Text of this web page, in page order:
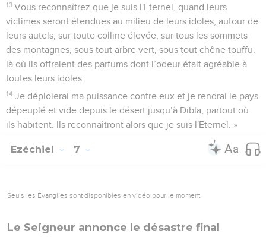
13 Vous reconnaîtrez que je suis l'Eternel, quand leurs
victimes seront étendues au milieu de leurs idoles, autour de
leurs autels, sur toute colline élevée, sur tous les sommets
des montagnes, sous tout arbre vert, sous tout chêne touffu,
là où ils offraient des parfums dont l’odeur était agréable à
toutes leurs idoles.
14 Je déploierai ma puissance contre eux et je rendrai le pays
dépeuplé et vide depuis le désert jusqu’à Dibla, partout où
ils habitent. Ils reconnaîtront alors que je suis l'Eternel. »
Ezéchiel 7
Seuls les Évangiles sont disponibles en vidéo pour le moment.
Le Seigneur annonce le désastre final